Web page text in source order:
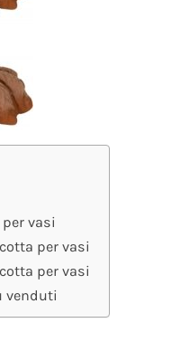
vasi
per vasi
per vasi
venduti